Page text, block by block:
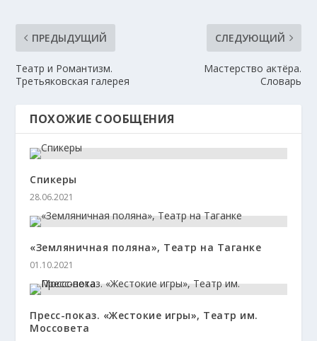
ПРЕДЫДУЩИЙ
Театр и Романтизм.
Третьяковская галерея
СЛЕДУЮЩИЙ
Мастерство актёра.
Словарь
ПОХОЖИЕ СООБЩЕНИЯ
Спикеры
28.06.2021
«Земляничная поляна», Театр на Таганке
01.10.2021
Пресс-показ. «Жестокие игры», Театр им.
Моссовета